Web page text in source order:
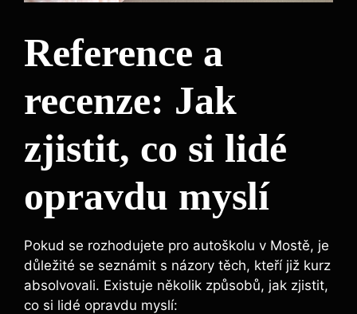
Reference a
recenze: Jak
zjistit, co si lidé
opravdu myslí
Pokud se rozhodujete pro autoškolu v Mostě, je
důležité se seznámit s názory těch, kteří již kurz
absolvovali. Existuje několik způsobů, jak zjistit,
co si lidé opravdu myslí: